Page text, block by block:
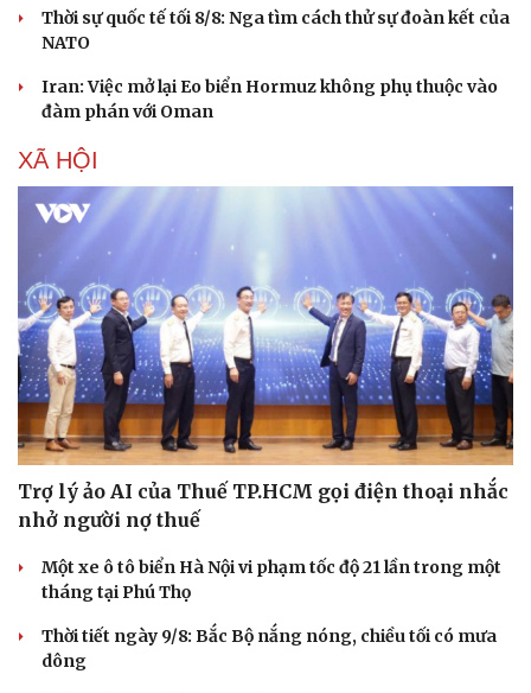
Thời sự quốc tế tối 8/8: Nga tìm cách thử sự đoàn kết của
NATO
Iran: Việc mở lại Eo biển Hormuz không phụ thuộc vào
đàm phán với Oman
XÃ HỘI
Trợ lý ảo AI của Thuế TP.HCM gọi điện thoại nhắc
nhở người nợ thuế
Một xe ô tô biển Hà Nội vi phạm tốc độ 21 lần trong một
tháng tại Phú Thọ
Thời tiết ngày 9/8: Bắc Bộ nắng nóng, chiều tối có mưa
dông